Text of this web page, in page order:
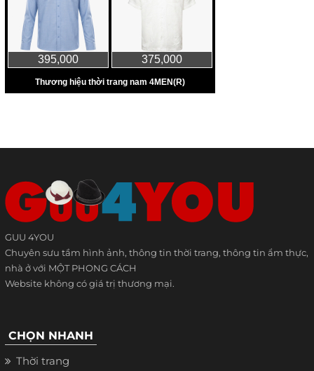
GUU 4YOU
Chuyên sưu tầm hình ảnh, thông tin thời trang, thông tin ẩm thực,
nhà ở với MỘT PHONG CÁCH
Website không có giá trị thương mại.
CHỌN NHANH
Thời trang